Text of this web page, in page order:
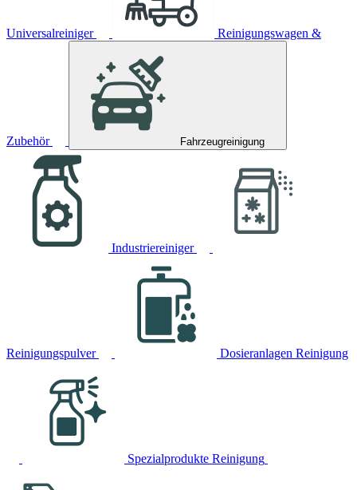
Universalreiniger Reinigungswagen &
Zubehör Fahrzeugreinigung
Industriereiniger
Reinigungspulver Dosieranlagen Reinigung
Spezialprodukte Reinigung